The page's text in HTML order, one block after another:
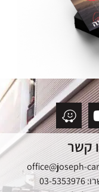
קשר
office@joseph-